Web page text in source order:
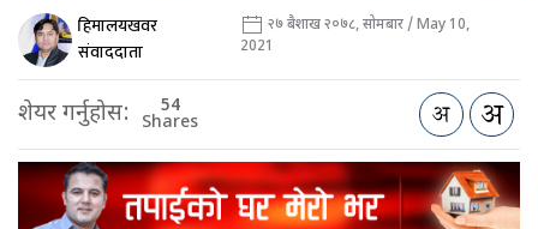
हिमालयखवर
संवाददाता
२७ बैशाख २०७८, सोमबार / May 10,
2021
शेयर गर्नुहोस: 54
Shares